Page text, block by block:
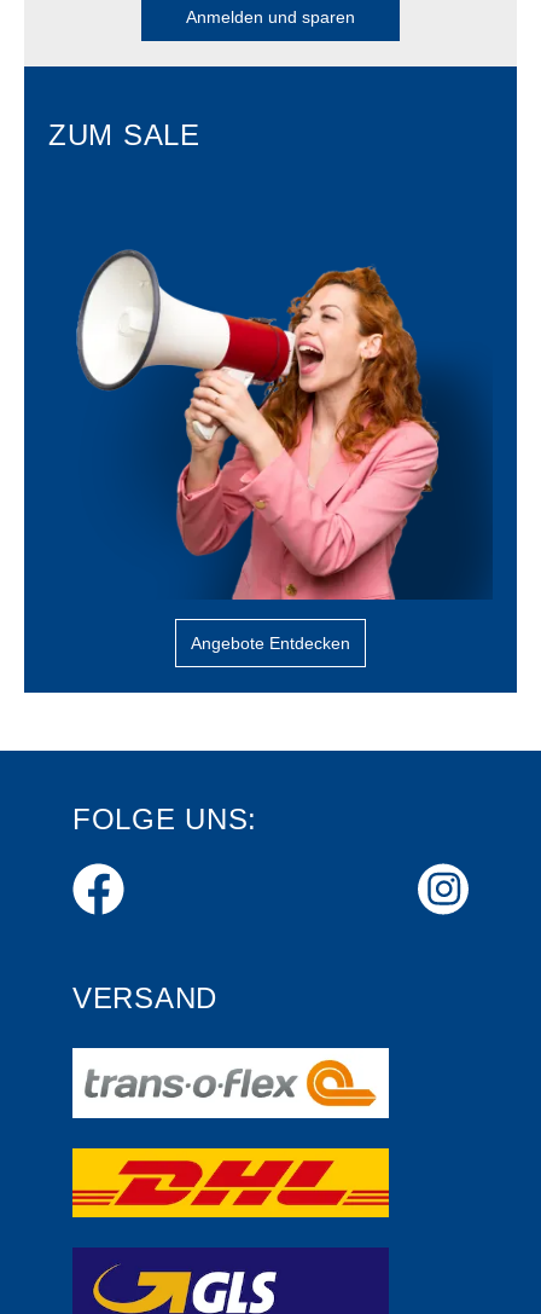
Anmelden und sparen
ZUM SALE
Angebote Entdecken
FOLGE UNS:
VERSAND